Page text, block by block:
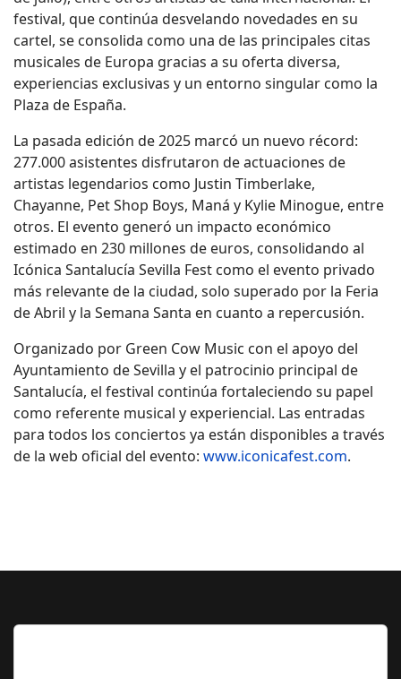
festival, que continúa desvelando novedades en su
cartel, se consolida como una de las principales citas
musicales de Europa gracias a su oferta diversa,
experiencias exclusivas y un entorno singular como la
Plaza de España.
La pasada edición de 2025 marcó un nuevo récord:
277.000 asistentes disfrutaron de actuaciones de
artistas legendarios como Justin Timberlake,
Chayanne, Pet Shop Boys, Maná y Kylie Minogue, entre
otros. El evento generó un impacto económico
estimado en 230 millones de euros, consolidando al
Icónica Santalucía Sevilla Fest como el evento privado
más relevante de la ciudad, solo superado por la Feria
de Abril y la Semana Santa en cuanto a repercusión.
Organizado por Green Cow Music con el apoyo del
Ayuntamiento de Sevilla y el patrocinio principal de
Santalucía, el festival continúa fortaleciendo su papel
como referente musical y experiencial. Las entradas
para todos los conciertos ya están disponibles a través
de la web oficial del evento: www.iconicafest.com.